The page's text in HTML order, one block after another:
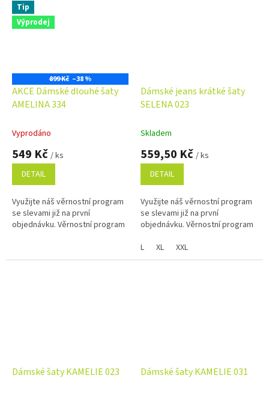
Tip
Výprodej
899 Kč –38 %
AKCE Dámské dlouhé šaty
AMELINA 334
Vyprodáno
549 Kč / ks
DETAIL
Využijte náš věrnostní program
se slevami již na první
objednávku. Věrnostní program
Dámské jeans krátké šaty
SELENA 023
Skladem
559,50 Kč / ks
DETAIL
Využijte náš věrnostní program
se slevami již na první
objednávku. Věrnostní program
L
XL XXL
Dámské šaty KAMELIE 023 Dámské šaty KAMELIE 031